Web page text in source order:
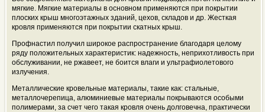
мягкие. Мягкие материалы в основном применяются при покрытии
плоских крыш многоэтажных зданий, цехов, складов и др. Жесткая
кровля применяются при покрытии скатных крыш.
Профнастил получил широкое распространение благодаря целому
ряду положительных характеристик: надежность, неприхотливость при
обслуживании, не ржавеет, не боится влаги и ультрафиолетового
излучения.
Металлические кровельные материалы, такие как: стальные,
металлочерепица, алюминиевые материалы покрываются особыми
полимерами, за счет чего такая кровля очень долговечна, практически